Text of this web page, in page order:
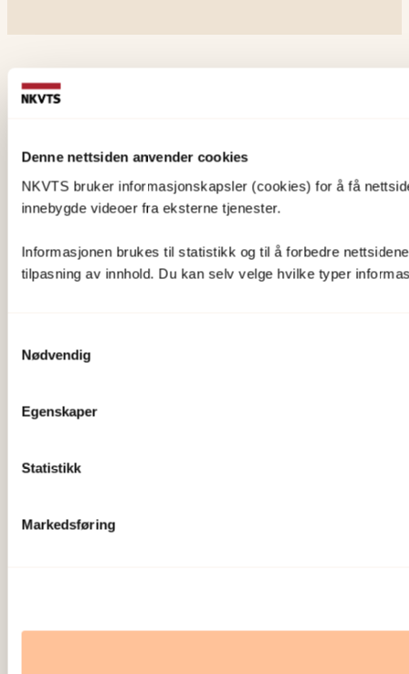
Denne nettsiden anvender cookies
NKVTS bruker informasjonskapsler (cookies) for å få
innebygde videoer fra eksterne tjenester.
Informasjonen brukes til statistikk og til å forbedre
tilpasning av innhold. Du kan selv velge hvilke typer
Nødvendig
Egenskaper
Statistikk
Markedsføring